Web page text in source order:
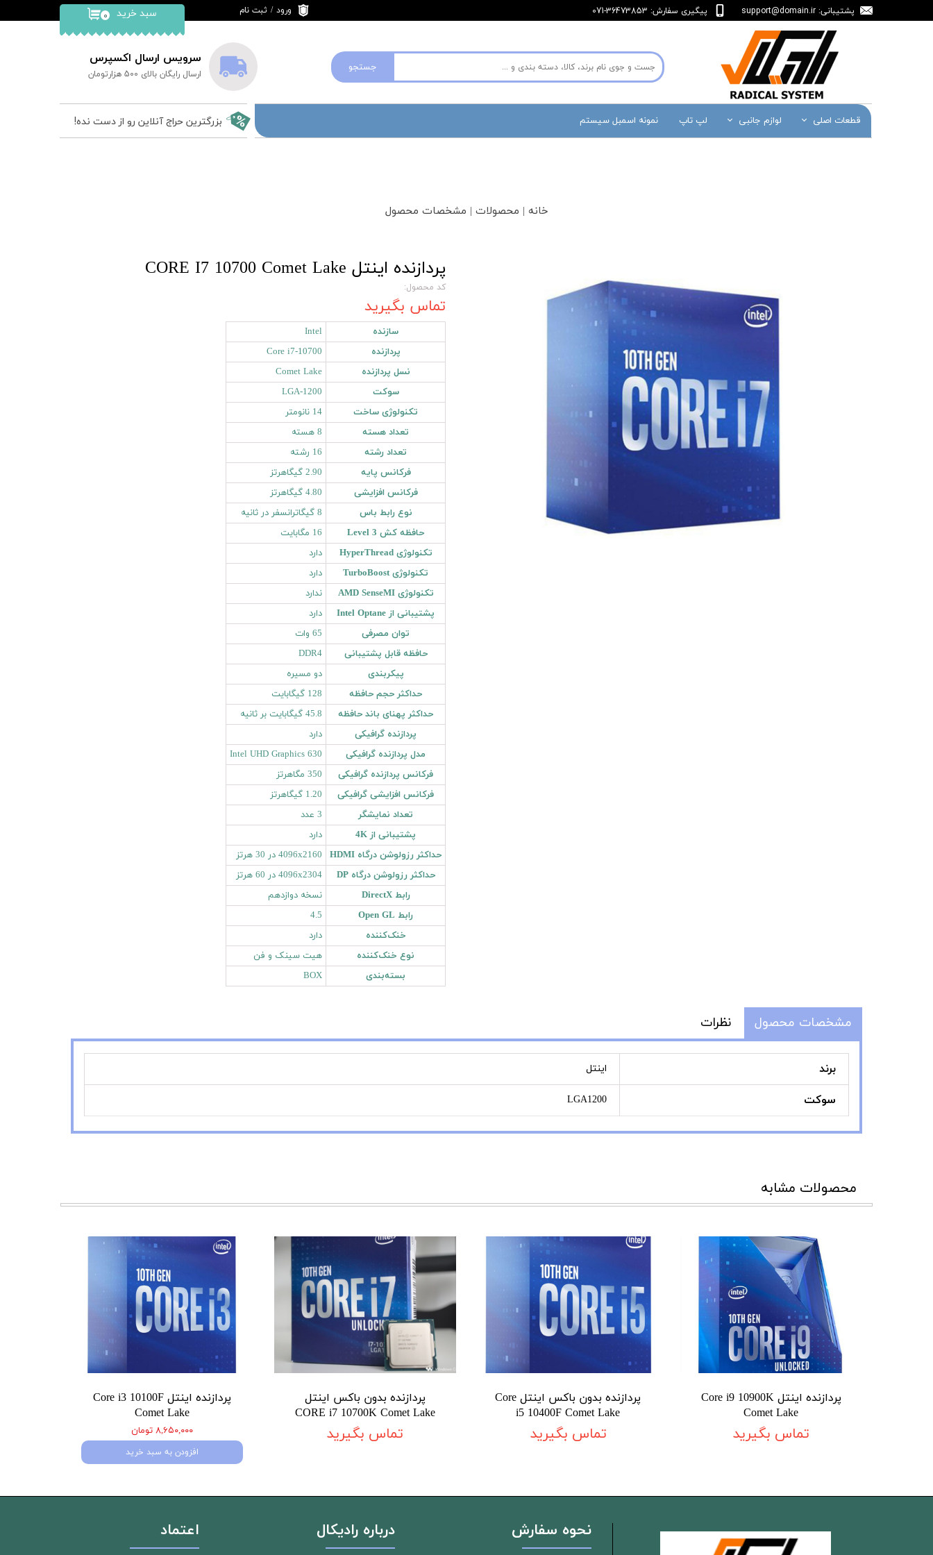
جستجو
سرویس ارسال اکسپرس
ارسال رایگان بالای 500 هزارتومان
پشتیبانی:support@domain.ir پیگیری سفارش: 36473853-071 ۰ سبد خرید ورود / ثبت نام
تغییر گذر واژه
سفارشات
خروج از حساب
قطعات اصلی لوازم جانبی لپ تاپ نمونه اسمبل سیستم بزرگترین حراج آنلاین رو از دست نده!
خانه | محصولات | مشخصات محصول
پردازنده اینتل CORE I7 10700 Comet Lake
کد محصول:
تماس بگیرید
سازنده
Intel
پردازنده
Core i7-10700
نسل پردازنده
Comet Lake
سوکت
LGA-1200
تکنولوژی ساخت
14 نانومتر
تعداد هسته
8 هسته
تعداد رشته
16 رشته
فرکانس پایه
2.90 گیگاهرتز
فرکانس افزایشی
4.80 گیگاهرتز
نوع رابط باس
8 گیگاترانسفر در ثانیه
حافظه کش Level 3
16 مگابایت
تکنولوژی HyperThread
دارد
تکنولوژی TurboBoost
دارد
تکنولوژی AMD SenseMI
ندارد
پشتیبانی از Intel Optane
دارد
توان مصرفی
65 وات
حافظه قابل پشتیبانی
DDR4
پیکربندی
دو مسیره
حداکثر حجم حافظه
128 گیگابایت
حداکثر پهنای باند حافظه
45.8 گیگابایت بر ثانیه
پردازنده گرافیکی
دارد
مدل پردازنده گرافیکی
Intel UHD Graphics 630
فرکانس پردازنده گرافیکی
350 مگاهرتز
فرکانس افزایشی گرافیکی
1.20 گیگاهرتز
تعداد نمایشگر
3 عدد
پشتیبانی از 4K
دارد
حداکثر رزولوشن درگاه HDMI
4096x2160 در 30 هرتز
حداکثر رزولوشن درگاه DP
4096x2304 در 60 هرتز
رابط DirectX
نسخه دوازدهم
رابط Open GL
4.5
خنک‌کننده
دارد
نوع خنک‌کننده
هیت سینک و فن
بسته‌بندی
BOX
مشخصات محصول نظرات
برند اینتل
سوکت LGA1200
محصولات مشابه
پردازنده اینتل Core i9 10900K
Comet Lake
تماس بگیرید
پردازنده بدون باکس اینتل Core
i5 10400F Comet Lake
تماس بگیرید
پردازنده بدون باکس اینتل
CORE i7 10700K Comet Lake
تماس بگیرید
پردازنده اینتل Core i3 10100F
Comet Lake
۸,۶۵۰,۰۰۰ تومان
افزودن به سبد خرید
نحوه سفارش اعتماد درباره رادیکال